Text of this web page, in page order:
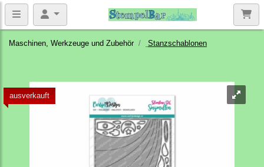
Maschinen, Werkzeuge und Zubehör Stanzschablonen
ausverkauft